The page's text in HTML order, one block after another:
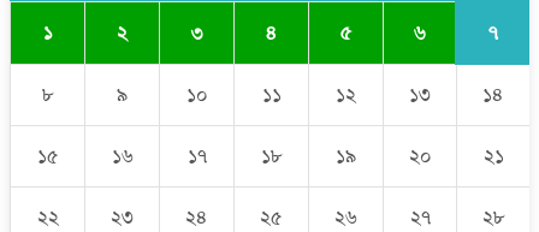
১ ২ ৩ ৪ ৫ ৬ ৭
৮ ৯ ১০ ১১ ১২ ১৩ ১৪
১৫ ১৬ ১৭ ১৮ ১৯ ২০ ২১
২২ ২৩ ২৪ ২৫ ২৬ ২৭ ২৮